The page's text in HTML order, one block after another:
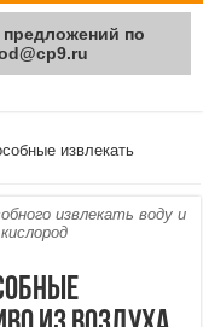
извлекать
извлекать воду и
по